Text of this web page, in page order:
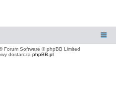
Forum Software © phpBB Limited
dostarcza phpBB.pl